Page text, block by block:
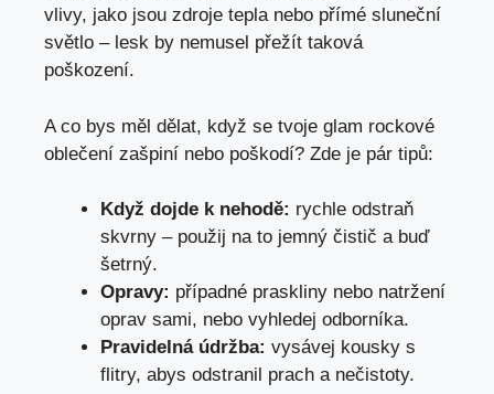
vlivy, jako jsou zdroje tepla nebo přímé sluneční
světlo – lesk by nemusel přežít taková
poškození.
A co bys měl dělat, když se tvoje glam rockové
oblečení zašpiní nebo poškodí? Zde je pár tipů:
Když dojde k nehodě: rychle odstraň
skvrny – použij na to jemný čistič a buď
šetrný.
Opravy: případné praskliny nebo natržení
oprav sami, nebo vyhledej odborníka.
Pravidelná údržba: vysávej kousky s
flitry, abys odstranil prach a nečistoty.